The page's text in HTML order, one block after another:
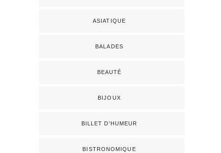
ASIATIQUE
BALADES
BEAUTÉ
BIJOUX
BILLET D'HUMEUR
BISTRONOMIQUE